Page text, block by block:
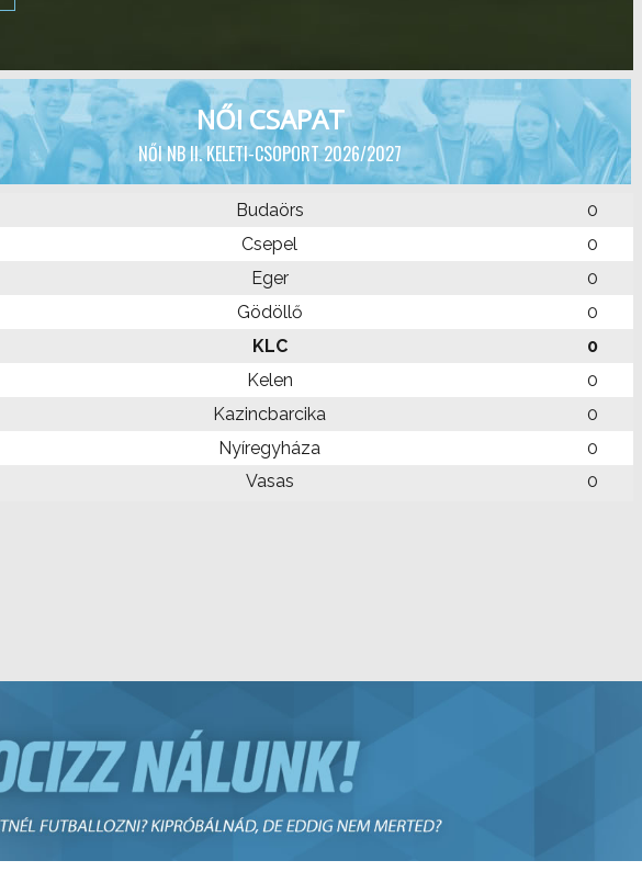
NŐI CSAPAT
NŐI NB II. KELETI-CSOPORT 2026/2027
Budaörs
0
Csepel
0
Eger
0
Gödöllő
0
KLC
0
Kelen
0
Kazincbarcika
0
Nyíregyháza
0
Vasas 0